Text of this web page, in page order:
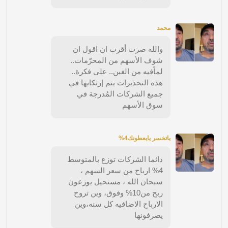
محمد
والله صرت أقرب ان اقول ان
شوف الأسهم من المحرّمات..
لماًفيه من الغبن.. على فكرة..
هذه التحذيرات يتم إرتكابها في
جميع الشركات المُدرجة في
سوق الأسهم
ياتخسر يايعطونك4%
دائما الشركات توزع بالمتوسط
4% ارباح من سعر السهم ،
سبحان الله ، مستحيل يوزعون
ربح من10% وفوق، وين تروح
الارباح الاضافيه كل سنه،وين
يصرفونها